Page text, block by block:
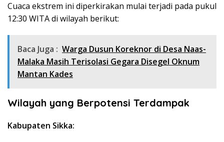
Cuaca ekstrem ini diperkirakan mulai terjadi pada pukul
12:30 WITA di wilayah berikut:
Baca Juga : Warga Dusun Koreknor di Desa Naas-
Malaka Masih Terisolasi Gegara Disegel Oknum
Mantan Kades
Wilayah yang Berpotensi Terdampak
Kabupaten Sikka: